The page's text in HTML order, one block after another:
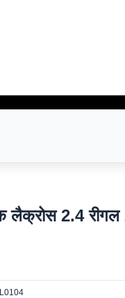
लैक्रोस 2.4 रीगल